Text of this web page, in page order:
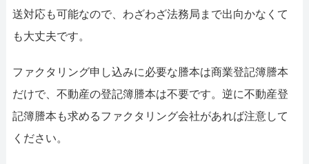
送対応も可能なので、わざわざ法務局まで出向かなくて
も大丈夫です。
ファクタリング申し込みに必要な謄本は商業登記簿謄本
だけで、不動産の登記簿謄本は不要です。逆に不動産登
記簿謄本も求めるファクタリング会社があれば注意して
ください。